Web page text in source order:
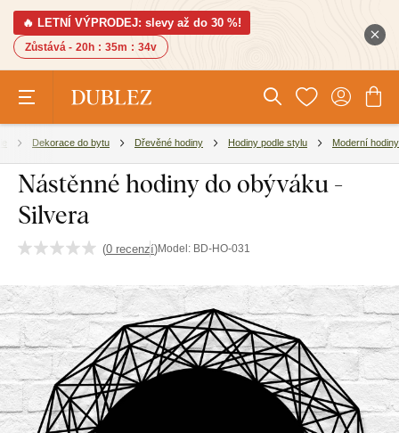
🔥 LETNÍ VÝPRODEJ: slevy až do 30 %!
Zůstává - 20h : 35m : 33v
Dekorace do bytu Dřevěné hodiny Hodiny podle stylu Moderní hodiny
Nástěnné hodiny do obýváku -
Silvera
(0 recenzí)Model: BD-HO-031